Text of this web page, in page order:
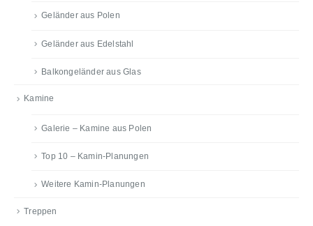
Geländer aus Polen
Geländer aus Edelstahl
Balkongeländer aus Glas
Kamine
Galerie – Kamine aus Polen
Top 10 – Kamin-Planungen
Weitere Kamin-Planungen
Treppen